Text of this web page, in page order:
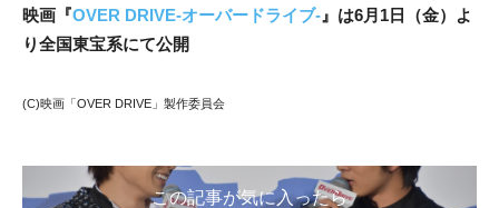
映画『OVER DRIVE-オーバードライブ- 』は6月1日（金）よ
り全国東宝系にて公開
(C)映画「OVER DRIVE」製作委員会
この記事が気に入ったら